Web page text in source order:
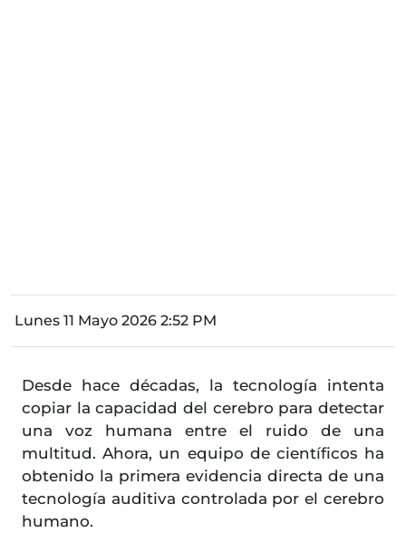
Lunes 11 Mayo 2026 2:52 PM
Desde hace décadas, la tecnología intenta
copiar la capacidad del cerebro para detectar
una voz humana entre el ruido de una
multitud. Ahora, un equipo de científicos ha
obtenido la primera evidencia directa de una
tecnología auditiva controlada por el cerebro
humano.